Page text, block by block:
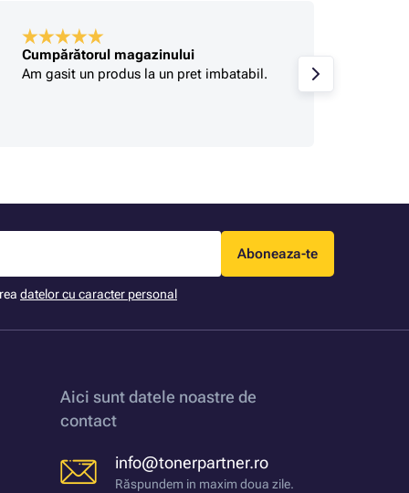
Cumpărătorul magazinului
Am gasit un produs la un pret imbatabil.
Aboneaza-te
datelor cu caracter personal
Aici sunt datele noastre de
contact
info@tonerpartner.ro
Răspundem in maxim doua zile.